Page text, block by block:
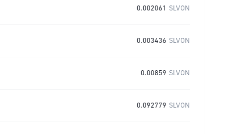
0.002061 SLVON
0.003436 SLVON
0.00859 SLVON
0.092779 SLVON